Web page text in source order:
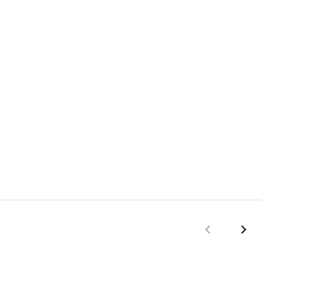
Poprzedni
keyboard_arrow_left Następny
keyboard_arrow_right